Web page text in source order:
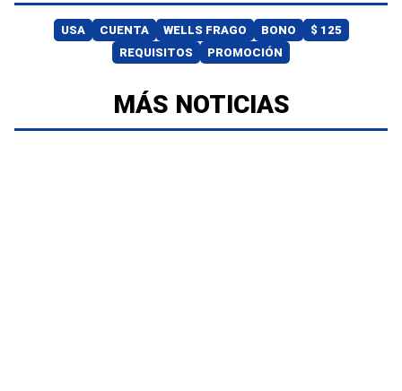
USA CUENTA WELLS FRAGO BONO
$ 125
REQUISITOS
PROMOCIÓN
MÁS NOTICIAS